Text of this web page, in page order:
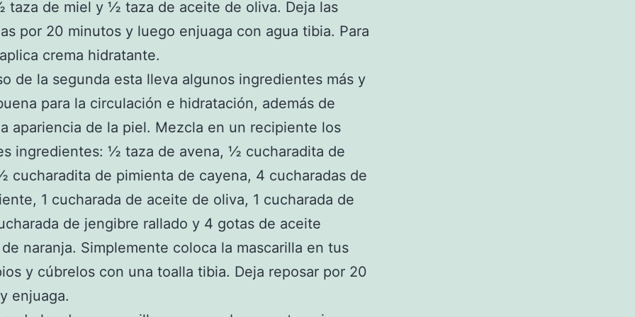
taza de miel y ½ taza de aceite de oliva. Deja las
por 20 minutos y luego enjuaga con agua tibia. Para
crema hidratante.
de la segunda esta lleva algunos ingredientes más y
para la circulación e hidratación, además de
apariencia de la piel. Mezcla en un recipiente los
ingredientes: ½ taza de avena, ½ cucharadita de
cucharadita de pimienta de cayena, 4 cucharadas de
1 cucharada de aceite de oliva, 1 cucharada de
de jengibre rallado y 4 gotas de aceite
naranja. Simplemente coloca la mascarilla en tus
y cúbrelos con una toalla tibia. Deja reposar por 20
enjuaga.